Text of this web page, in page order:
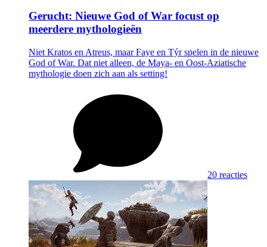
Gerucht: Nieuwe God of War focust op
meerdere mythologieën
Niet Kratos en Atreus, maar Faye en Týr spelen in de nieuwe
God of War. Dat niet alleen, de Maya- en Oost-Aziatische
mythologie doen zich aan als setting!
20 reacties